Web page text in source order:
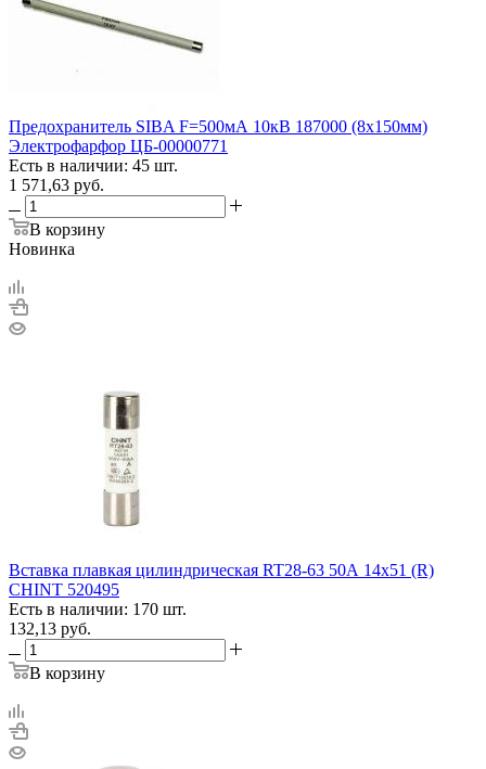
Предохранитель SIBA F=500мА 10кВ 187000 (8х150мм)
Электрофарфор ЦБ-00000771
Есть в наличии: 45 шт.
1 571,63 руб.
В корзину
Новинка
Вставка плавкая цилиндрическая RT28-63 50А 14х51 (R)
CHINT 520495
Есть в наличии: 170 шт.
132,13 руб.
В корзину